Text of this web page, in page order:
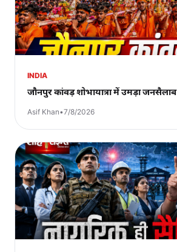
INDIA
जौनपुर कांवड़ शोभायात्रा में उमड़ा जनसैलाब
Asif Khan•7/8/2026